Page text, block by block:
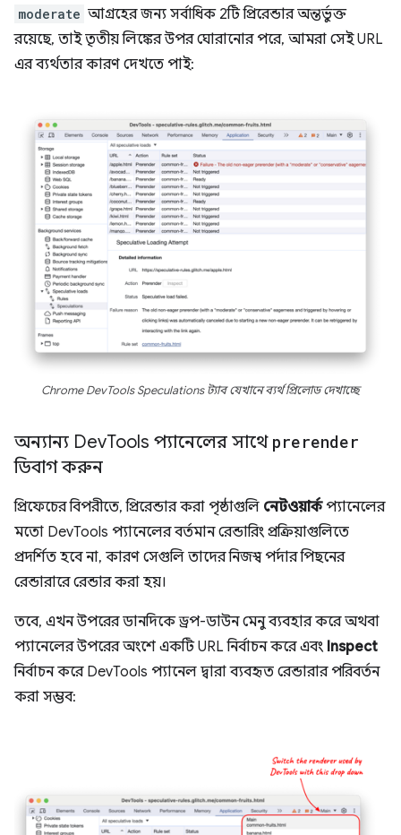
moderate আগ্রহের জন্য সর্বাধিক 2টি প্রিরেন্ডার অন্তর্ভুক্ত
রয়েছে, তাই তৃতীয় লিঙ্কের উপর ঘোরানোর পরে, আমরা সেই URL
এর ব্যর্থতার কারণ দেখতে পাই:
Chrome DevTools Speculations ট্যাব যেখানে ব্যর্থ প্রিলোড দেখাচ্ছে
অন্যান্য DevTools প্যানেলের সাথে prerender
ডিবাগ করুন
প্রিফেচের বিপরীতে, প্রিরেন্ডার করা পৃষ্ঠাগুলি নেটওয়ার্কপ্যানেলের
মতো DevTools প্যানেলের বর্তমান রেন্ডারিং প্রক্রিয়াগুলিতে
প্রদর্শিত হবে না, কারণ সেগুলি তাদের নিজস্ব পর্দার পিছনের
রেন্ডারারে রেন্ডার করা হয়।
তবে, এখন উপরের ডানদিকে ড্রপ-ডাউন মেনু ব্যবহার করে অথবা
প্যানেলের উপরের অংশে একটি URL নির্বাচন করে এবং Inspect
নির্বাচন করে DevTools প্যানেল দ্বারা ব্যবহৃত রেন্ডারার পরিবর্তন
করা সম্ভব: